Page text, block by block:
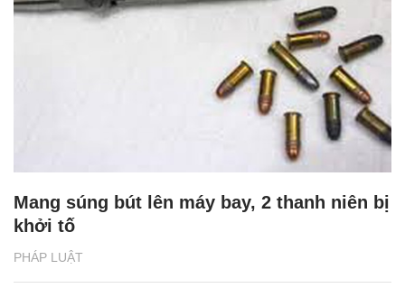
PHÁP LUẬT
Mang súng bút lên máy bay, 2 thanh niên bị
khởi tố